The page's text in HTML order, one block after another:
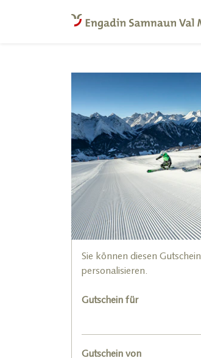
Sie können diesen Gutschein
personalisieren.
Gutschein für
Gutschein von